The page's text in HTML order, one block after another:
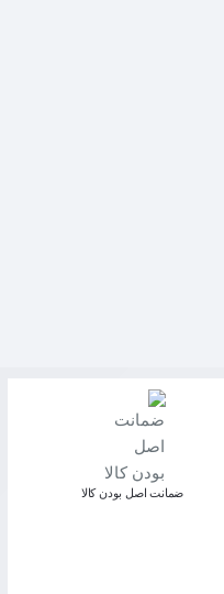
ﺿﻤﺎﻧﺖ اﺻﻞ ﺑﻮدن ﮐﺎﻟﺎ